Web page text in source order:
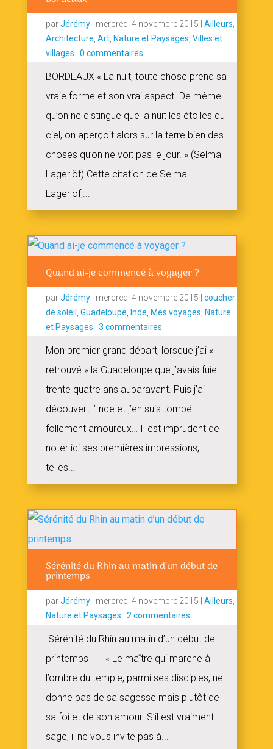
parJérémy| mercredi 4 novembre 2015 Ailleurs
Architecture Art, Nature et Paysages Villes et
villages
0 commentaires
BORDEAUX « La nuit, toute chose prend sa
vraie forme et son vrai aspect. De même
qu’on ne distingue que la nuit les étoiles du
ciel, on aperçoit alors sur la terre bien des
choses qu’on ne voit pas le jour. » (Selma
Lagerlöf) Cette citation de Selma
Lagerlöf,...
Quand ai-je commencé à voyager ?
parJérémy| mercredi 4 novembre 2015
coucher
de soleil
Guadeloupe Inde Mes voyages Nature
et Paysages
3 commentaires
Mon premier grand départ, lorsque j’ai «
retrouvé » la Guadeloupe que j’avais fuie
trente quatre ans auparavant. Puis j’ai
découvert l’Inde et j’en suis tombé
follement amoureux… Il est imprudent de
noter ici ses premières impressions,
telles...
Sérénité du Rhin au matin d’un début de
printemps
parJérémy| mercredi 4 novembre 2015 Ailleurs
Nature et Paysages
2 commentaires
Sérénité du Rhin au matin d’un début de
printemps « Le maître qui marche à
l’ombre du temple, parmi ses disciples, ne
donne pas de sa sagesse mais plutôt de
sa foi et de son amour. S’il est vraiment
sage, il ne vous invite pas à...